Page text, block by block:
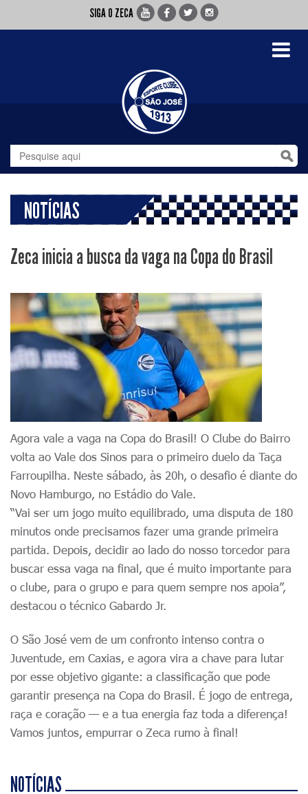
SIGA O ZECA
Toggle
NOTÍCIAS
Zeca inicia a busca da vaga na Copa do Brasil
Agora vale a vaga na Copa do Brasil! O Clube do Bairro
volta ao Vale dos Sinos para o primeiro duelo da Taça
Farroupilha. Neste sábado, às 20h, o desafio é diante do
Novo Hamburgo, no Estádio do Vale.
“Vai ser um jogo muito equilibrado, uma disputa de 180
minutos onde precisamos fazer uma grande primeira
partida. Depois, decidir ao lado do nosso torcedor para
buscar essa vaga na final, que é muito importante para
o clube, para o grupo e para quem sempre nos apoia”,
destacou o técnico Gabardo Jr.
O São José vem de um confronto intenso contra o
Juventude, em Caxias, e agora vira a chave para lutar
por esse objetivo gigante: a classificação que pode
garantir presença na Copa do Brasil. É jogo de entrega,
raça e coração — e a tua energia faz toda a diferença!
Vamos juntos, empurrar o Zeca rumo à final!
NOTÍCIAS